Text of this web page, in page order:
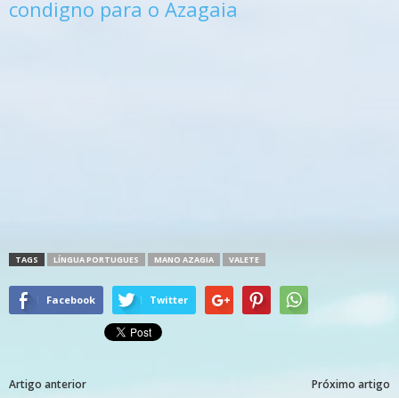
condigno para o Azagaia
TAGS LÍNGUA PORTUGUES MANO AZAGIA VALETE
Facebook Twitter
Artigo anterior Próximo artigo